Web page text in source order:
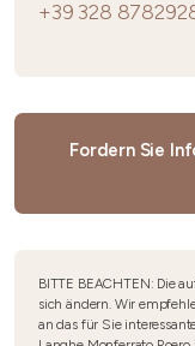
+39 328
Fordern Sie
BITTE BEACHTEN: Die
sich ändern. Wir
an das für Sie